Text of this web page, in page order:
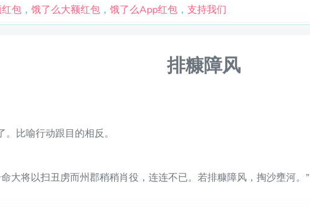
包， 饿了么大额红包， 饿了么App红包， 支持我们
排糠障风
比喻行动跟目的相反。
大将以扫丑虏而州郡稍稍肖役，连连不已。若排糠障风，掏沙壅河。”